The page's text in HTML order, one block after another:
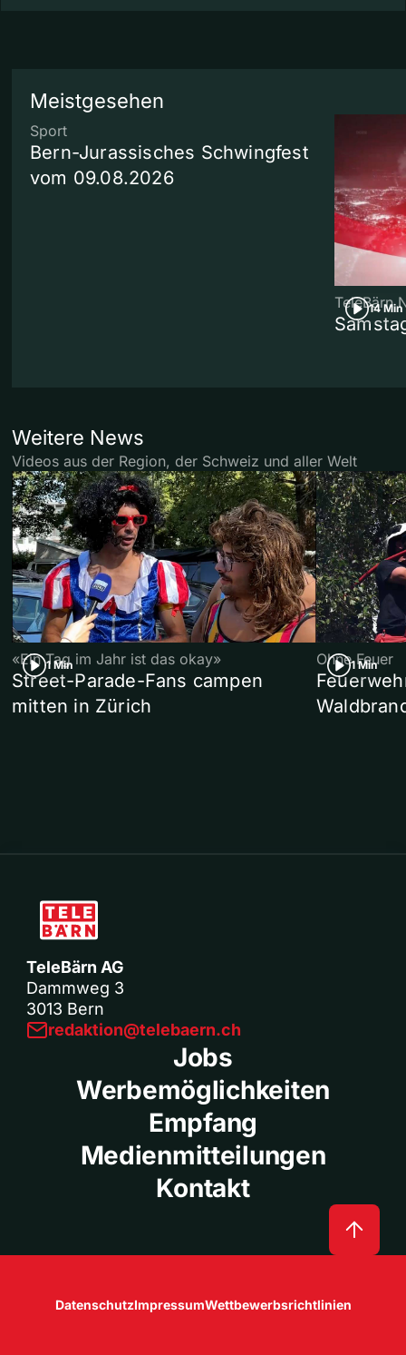
Meistgesehen
Sport
Bern-Jurassisches Schwingfest
vom 09.08.2026
14 Min
TeleBärn
Weitere News
Videos aus der Region, der Schweiz und aller Welt
1 Min
«Ein Tag im Jahr ist das okay»
Street-Parade-Fans campen
mitten in Zürich
1 Min
Ohne Feuer
TeleBärn AG
Dammweg 3
3013 Bern
redaktion@telebaern.ch
Jobs
Werbemöglichkeiten
Empfang
Medienmitteilungen
Kontakt
DatenschutzImpressumWettbewerbsrichtlinien